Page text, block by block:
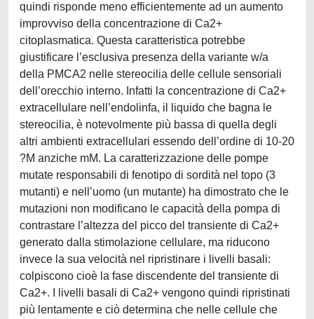
quindi risponde meno efficientemente ad un aumento
improvviso della concentrazione di Ca2+
citoplasmatica. Questa caratteristica potrebbe
giustificare l’esclusiva presenza della variante w/a
della PMCA2 nelle stereocilia delle cellule sensoriali
dell’orecchio interno. Infatti la concentrazione di Ca2+
extracellulare nell’endolinfa, il liquido che bagna le
stereocilia, è notevolmente più bassa di quella degli
altri ambienti extracellulari essendo dell’ordine di 10-20
?M anziche mM. La caratterizzazione delle pompe
mutate responsabili di fenotipo di sordità nel topo (3
mutanti) e nell’uomo (un mutante) ha dimostrato che le
mutazioni non modificano le capacità della pompa di
contrastare l’altezza del picco del transiente di Ca2+
generato dalla stimolazione cellulare, ma riducono
invece la sua velocità nel ripristinare i livelli basali:
colpiscono cioè la fase discendente del transiente di
Ca2+. I livelli basali di Ca2+ vengono quindi ripristinati
più lentamente e ciò determina che nelle cellule che